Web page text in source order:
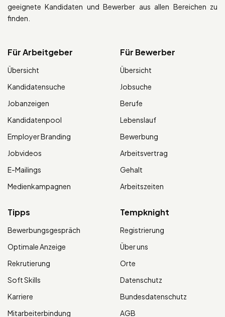
geeignete Kandidaten und Bewerber aus allen Bereichen zu
finden.
Für Arbeitgeber
Übersicht
Kandidatensuche
Jobanzeigen
Kandidatenpool
Employer Branding
Jobvideos
E-Mailings
Medienkampagnen
Für Bewerber
Übersicht
Jobsuche
Berufe
Lebenslauf
Bewerbung
Arbeitsvertrag
Gehalt
Arbeitszeiten
Tipps
Bewerbungsgespräch
Optimale Anzeige
Rekrutierung
Soft Skills
Karriere
Mitarbeiterbindung
Tempknight
Registrierung
Über uns
Orte
Datenschutz
Bundesdatenschutz
AGB